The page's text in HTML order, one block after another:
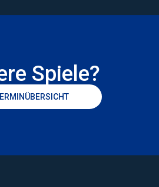
Spiele?